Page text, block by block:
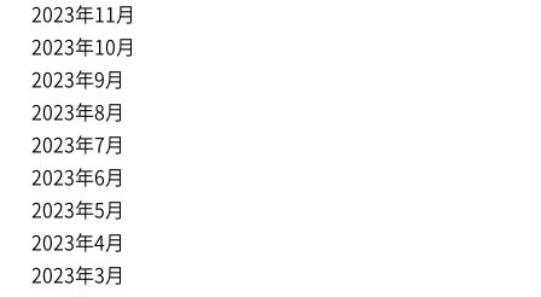
2023年11月
2023年10月
2023年9月
2023年8月
2023年7月
2023年6月
2023年5月
2023年4月
2023年3月